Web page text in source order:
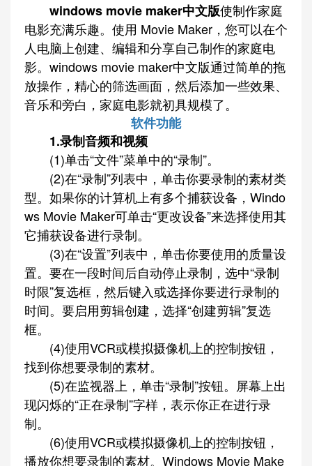
windows movie maker中文版使制作家庭
电影充满乐趣。使用 Movie Maker，您可以在个
人电脑上创建、编辑和分享自己制作的家庭电
影。windows movie maker中文版通过简单的拖
放操作，精心的筛选画面，然后添加一些效果、
音乐和旁白，家庭电影就初具规模了。
软件功能
1.录制音频和视频
(1)单击“文件”菜单中的“录制”。
(2)在“录制”列表中，单击你要录制的素材类
型。如果你的计算机上有多个捕获设备，Windo
ws Movie Maker可单击“更改设备”来选择使用其
它捕获设备进行录制。
(3)在“设置”列表中，单击你要使用的质量设
置。要在一段时间后自动停止录制，选中“录制
时限”复选框，然后键入或选择你要进行录制的
时间。要启用剪辑创建，选择“创建剪辑”复选
框。
(4)使用VCR或模拟摄像机上的控制按钮，
找到你想要录制的素材。
(5)在监视器上，单击“录制”按钮。屏幕上出
现闪烁的“正在录制”字样，表示你正在进行录
制。
(6)使用VCR或模拟摄像机上的控制按钮，
播放你想要录制的素材。Windows Movie Make